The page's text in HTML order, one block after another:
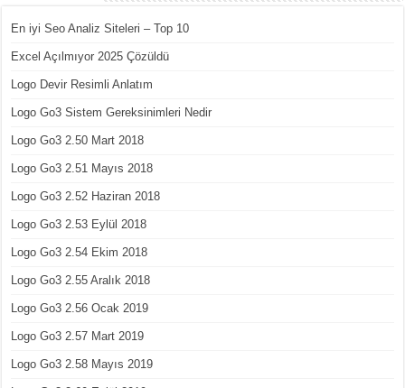
En iyi Seo Analiz Siteleri – Top 10
Excel Açılmıyor 2025 Çözüldü
Logo Devir Resimli Anlatım
Logo Go3 Sistem Gereksinimleri Nedir
Logo Go3 2.50 Mart 2018
Logo Go3 2.51 Mayıs 2018
Logo Go3 2.52 Haziran 2018
Logo Go3 2.53 Eylül 2018
Logo Go3 2.54 Ekim 2018
Logo Go3 2.55 Aralık 2018
Logo Go3 2.56 Ocak 2019
Logo Go3 2.57 Mart 2019
Logo Go3 2.58 Mayıs 2019